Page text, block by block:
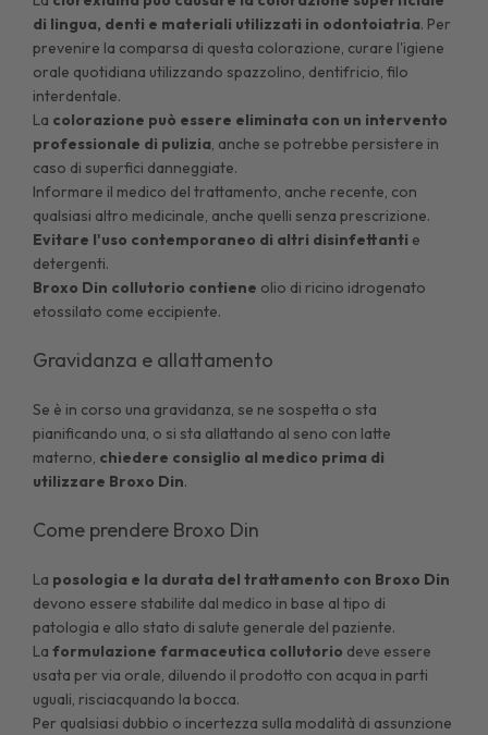
di lingua, denti e materiali utilizzati in odontoiatria. Per
prevenire la comparsa di questa colorazione, curare l'igiene
orale quotidiana utilizzando spazzolino, dentifricio, filo
interdentale.
La colorazione può essere eliminata con un intervento
professionale di pulizia, anche se potrebbe persistere in
caso di superfici danneggiate.
Informare il medico del trattamento, anche recente, con
qualsiasi altro medicinale, anche quelli senza prescrizione.
Evitare l'uso contemporaneo di altri disinfettanti e
detergenti.
Broxo Din collutorio contiene olio di ricino idrogenato
etossilato come eccipiente.
Gravidanza e allattamento
Se è in corso una gravidanza, se ne sospetta o sta
pianificando una, o si sta allattando al seno con latte
materno, chiedere consiglio al medico prima di
utilizzare Broxo Din.
Come prendere Broxo Din
La posologia e la durata del trattamento con Broxo Din
devono essere stabilite dal medico in base al tipo di
patologia e allo stato di salute generale del paziente.
Laformulazione farmaceutica collutorio deve essere
usata per via orale, diluendo il prodotto con acqua in parti
uguali, risciacquando la bocca.
Per qualsiasi dubbio o incertezza sulla modalità di assunzione